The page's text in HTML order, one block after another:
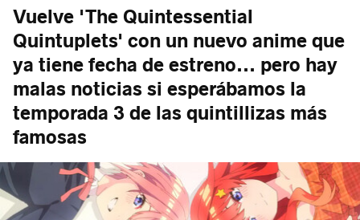
Vuelve 'The Quintessential
Quintuplets' con un nuevo anime que
ya tiene fecha de estreno... pero hay
malas noticias si esperábamos la
temporada 3 de las quintillizas más
famosas